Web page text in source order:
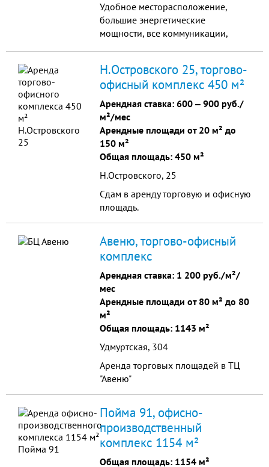
Удобное месторасположение,
большие энергетические
мощности, все коммуникации,
Н.Островского 25, торгово-
офисный комплекс 450 м²
Арендная ставка: 600 ‒ 900 руб./
м²/мес
Арендные площади от 20 м² до
150 м²
Общая площадь: 450 м²
Н.Островского, 25
Сдам в аренду торговую и офисную
площадь.
Авеню, торгово-офисный
комплекс
Арендная ставка: 1 200 руб./м²/
мес
Арендные площади от 80 м² до 80
м²
Общая площадь: 1143 м²
Удмуртская, 304
Аренда торговых площадей в ТЦ
"Авеню"
Пойма 91, офисно-
производственный
комплекс 1154 м²
Общая площадь: 1154 м²